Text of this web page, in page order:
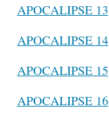
APOCALIPSE 13
APOCALIPSE 14
APOCALIPSE 15
APOCALIPSE 16